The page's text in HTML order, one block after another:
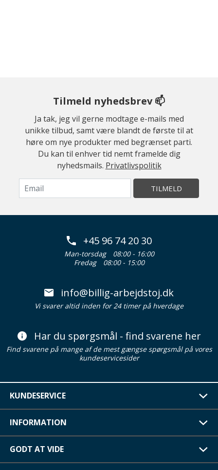
Tilmeld nyhedsbrev 📫
Ja tak, jeg vil gerne modtage e-mails med
unikke tilbud, samt være blandt de første til at
høre om nye produkter med begrænset parti.
Du kan til enhver tid nemt framelde dig
nyhedsmails. Privatlivspolitik
TILMELD
+45 96 74 20 30
Man-torsdag
08:00 - 16:00
Fredag
08:00 - 15:00
info@billig-arbejdstoj.dk
Vi svarer altid inden for 24 timer på hverdage
Har du spørgsmål - find svarene her
Find svarene på mange af de mest gængse spørgsmål på vores
kundeservicesider
KUNDESERVICE
INFORMATION
GODT AT VIDE